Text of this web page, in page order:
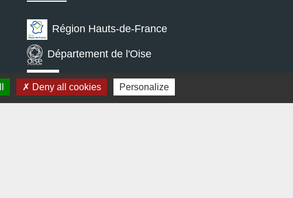
Région Hauts-de-France
Département de l'Oise
Communauté de Communes de
l'Oise Picarde
Deny all cookies Personalize